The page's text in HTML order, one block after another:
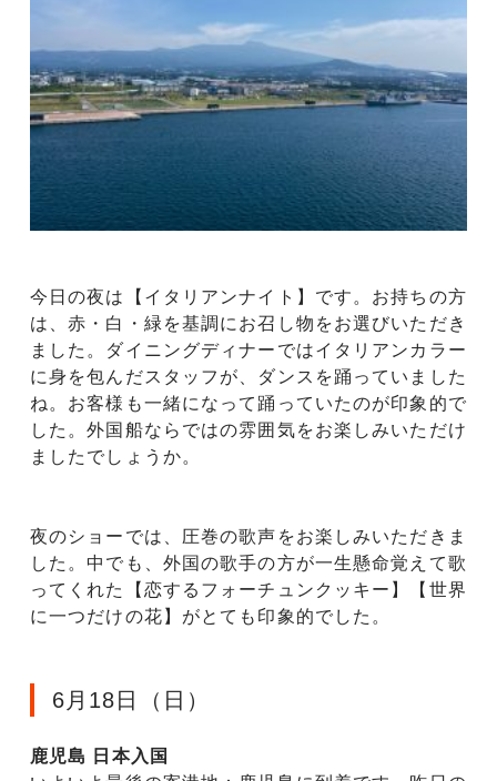
今日の夜は【イタリアンナイト】です。お持ちの方
は、赤・白・緑を基調にお召し物をお選びいただき
ました。ダイニングディナーではイタリアンカラー
に身を包んだスタッフが、ダンスを踊っていました
ね。お客様も一緒になって踊っていたのが印象的で
した。外国船ならではの雰囲気をお楽しみいただけ
ましたでしょうか。
夜のショーでは、圧巻の歌声をお楽しみいただきま
した。中でも、外国の歌手の方が一生懸命覚えて歌
ってくれた【恋するフォーチュンクッキー】【世界
に一つだけの花】がとても印象的でした。
6月18日（日）
鹿児島 日本入国